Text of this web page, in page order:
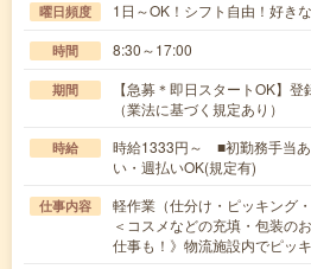
曜日頻度 1日～OK！シフト自由！好き
時間 8:30～17:00
期間
【急募＊即日スタートOK】
（業法に基づく規定あり）
時給
時給1333円～ ■初勤務手当
い・週払いOK(規定有)
仕事内容
軽作業（仕分け・ピッキング
＜コスメなどの充填・包装の
仕事も！》物流施設内でピッ